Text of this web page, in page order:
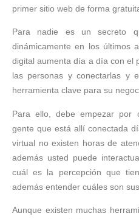
primer sitio web de forma
Para nadie es un secreto
dinámicamente en los últimos
digital aumenta día a día con el
las personas y conectarlas y
herramienta clave para su
Para ello, debe empezar por
gente que está allí conectada
virtual no existen horas de
además usted puede
cuál es la percepción que
además entender cuáles son
Aunque existen muchas